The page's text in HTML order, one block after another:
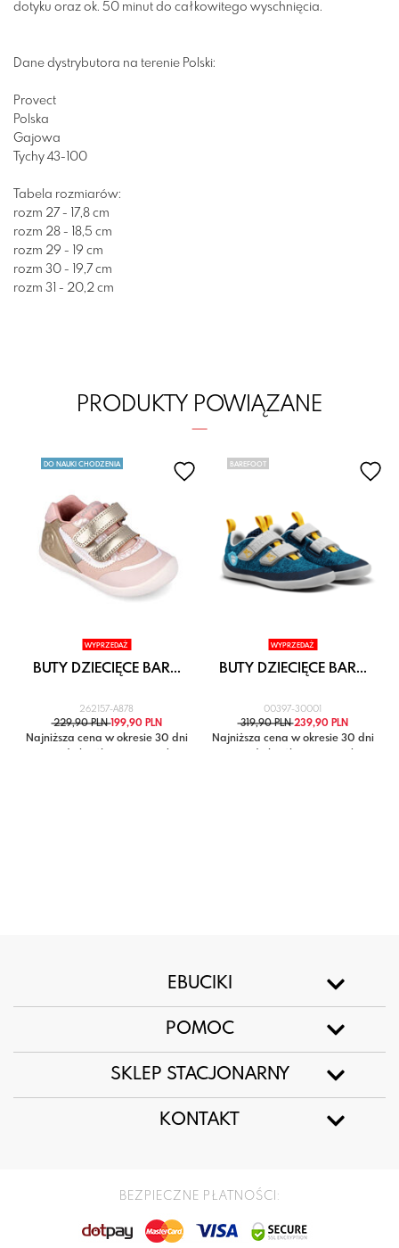
dotyku oraz ok. 50 minut do całkowitego wyschnięcia.
Dane dystrybutora na terenie Polski:
Provect
Polska
Gajowa
Tychy 43-100
Tabela rozmiarów:
rozm 27 - 17,8 cm
rozm 28 - 18,5 cm
rozm 29 - 19 cm
rozm 30 - 19,7 cm
rozm 31 - 20,2 cm
PRODUKTY POWIĄZANE
DO NAUKI CHODZENIA
WYPRZEDAŻ
BUTY DZIECIĘCE BAR...
262157-A878
229,90 PLN199,90 PLN
Najniższa cena w okresie 30 dni
BAREFOOT
WYPRZEDAŻ
BUTY DZIECIĘCE BAR...
00397-30001
319,90 PLN239,90 PLN
Najniższa cena w okresie 30 dni
EBUCIKI
POMOC
SKLEP STACJONARNY
KONTAKT
BEZPIECZNE PŁATNOŚCI: